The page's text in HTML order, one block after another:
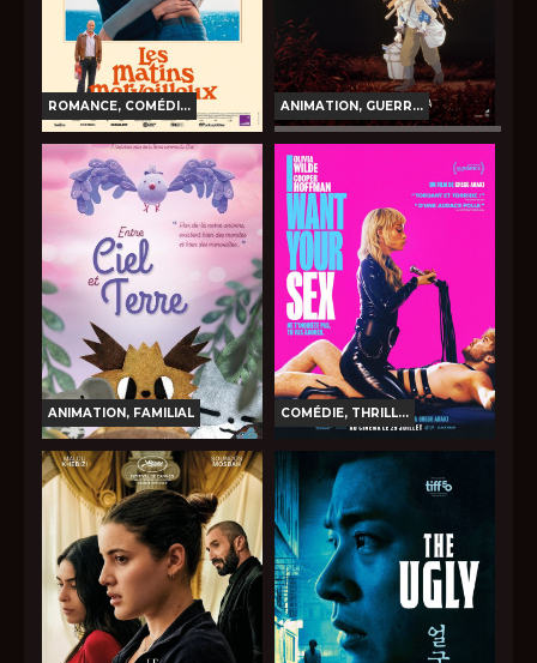
AVERT. TOUT PUBLIC INT. -12ans
ROMANCE, COMÉDI...
LES MATINS MERVEILLEUX
Horaires et Infos
Bande-annonce
Réservation
TOUT PUBLIC VO
ANIMATION, GUERR...
LE TOMBEAU DES
Horaires et Infos
Bande-annonce
Réservation
TOUT PUBLIC VO
ANIMATION, FAMILIAL
ENTRE CIEL ET TERRE
Horaires et Infos
Bande-annonce
Réservation
TOUT PUBLIC VO
COMÉDIE, THRILL...
I WANT YOUR SEX
Horaires et Infos
Bande-annonce
Réservation
INT. -12ans